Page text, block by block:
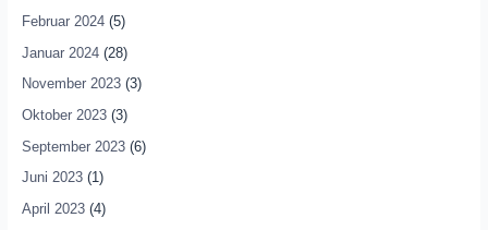
Februar 2024(5)
Januar 2024(28)
November 2023(3)
Oktober 2023(3)
September 2023(6)
Juni 2023(1)
April 2023(4)